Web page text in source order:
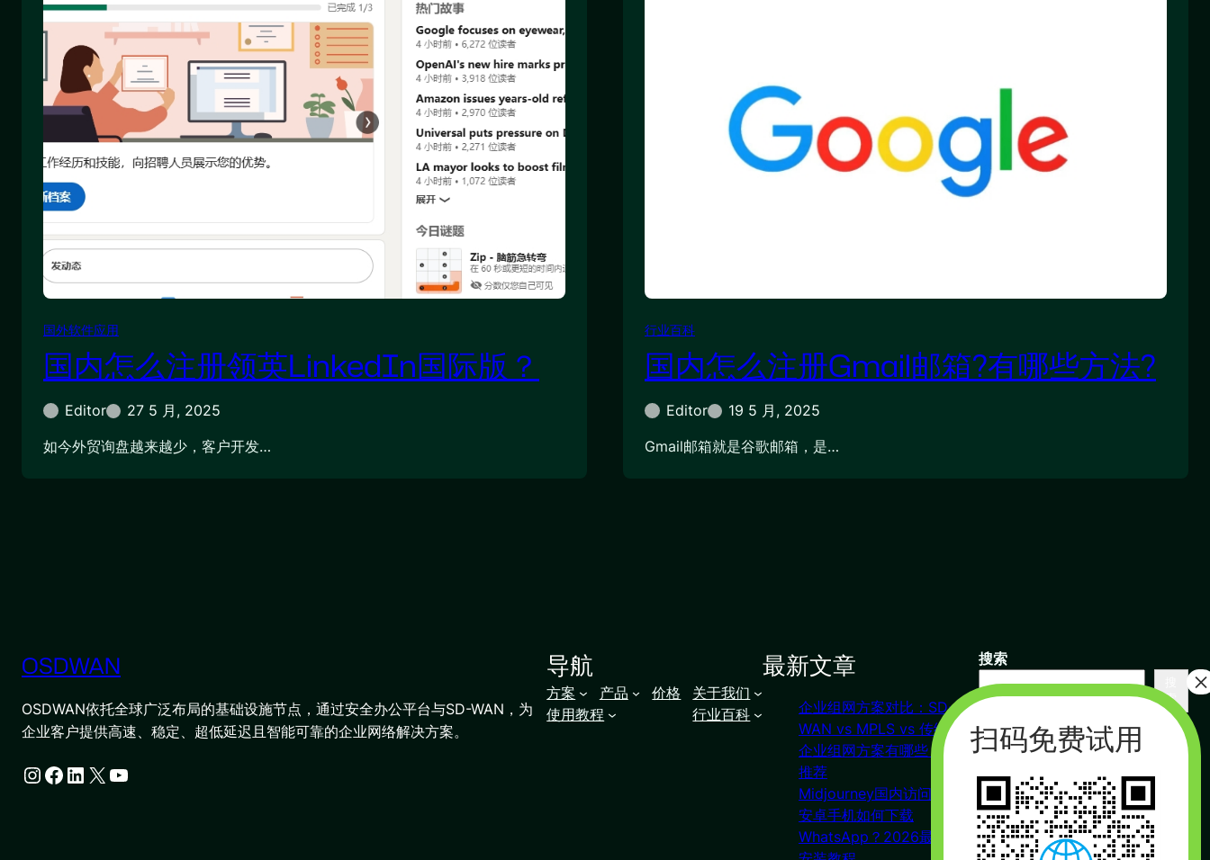
国外软件应用
国内怎么注册领英LinkedIn国际版？
Editor
27 5 月, 2025
如今外贸询盘越来越少，客户开发…
行业百科
国内怎么注册Gmail邮箱?有哪些方法?
Editor
19 5 月, 2025
Gmail邮箱就是谷歌邮箱，是…
OSDWAN
OSDWAN依托全球广泛布局的基础设施节点，通过安全办公平台与SD-WAN，为
企业客户提供高速、稳定、超低延迟且智能可靠的企业网络解决方案。
Instagram Facebook LinkedIn X YouTube
导航
方案 产品 价格
关于我们
使用教程
行业百科
最新文章
企业组网方案对比：SD-
WAN vs MPLS vs 传统VPN
企业组网方案有哪些？对比
推荐
Midjourney国内访问教程
安卓手机如何下载
WhatsApp？2026最新下载
搜索
索
联系我们
杭州（总部） 北京 长沙
广州
合作：17357178761（微信同
号）